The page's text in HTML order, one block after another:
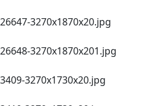
26647-3270х1870х20.jpg
26648-3270х1870х201.jpg
3409-3270х1730х20.jpg